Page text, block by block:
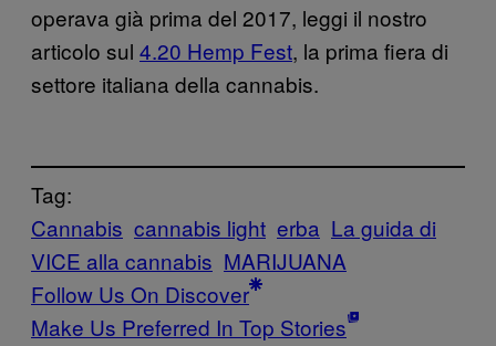
operava già prima del 2017, leggi il nostro
articolo sul 4.20 Hemp Fest, la prima fiera di
settore italiana della cannabis.
Tag:
Cannabis cannabis light erba La guida di
VICE alla cannabis MARIJUANA
Follow Us On Discover
Make Us Preferred In Top Stories